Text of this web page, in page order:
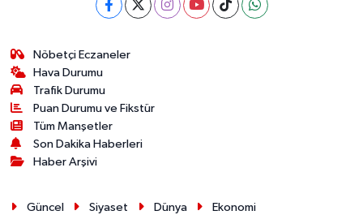
Nöbetçi Eczaneler
Hava Durumu
Trafik Durumu
Puan Durumu ve Fikstür
Tüm Manşetler
Son Dakika Haberleri
Haber Arşivi
Güncel Siyaset Dünya
Ekonomi